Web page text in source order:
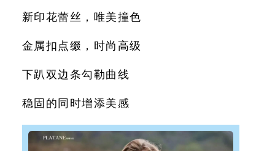
新印花蕾丝，唯美撞色
金属扣点缀，时尚高级
下趴双边条勾勒曲线
稳固的同时增添美感